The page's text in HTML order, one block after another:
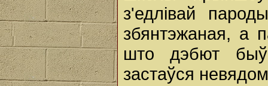
з'едлівай
збянтэжаная, а
што дэбют быў
застаўся